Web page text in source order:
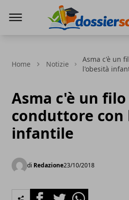
Home Notizie
Asma c'è un
l'obesità
Asma c'è un filo
conduttore con
infantile
di Redazione23/10/2018
FacebookTwitterWhatsapp